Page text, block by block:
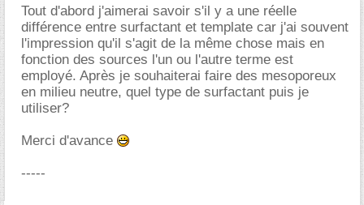
Tout d'abord j'aimerai savoir s'il y a une réelle
différence entre surfactant et template car j'ai souvent
l'impression qu'il s'agit de la même chose mais en
fonction des sources l'un ou l'autre terme est
employé. Après je souhaiterai faire des mesoporeux
en milieu neutre, quel type de surfactant puis je
utiliser?
Merci d'avance
-----